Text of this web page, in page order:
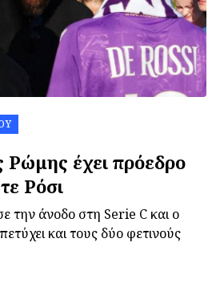
έχει πρόεδρο
Ρόσι
την άνοδο στη Serie C και ο
και τους δύο φετινούς